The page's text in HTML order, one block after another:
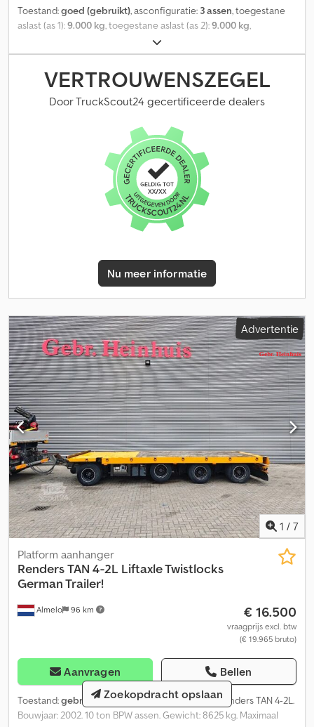
Toestand:goed (gebruikt), asconfiguratie: 3 assen, toegestane
aslast (as 1):9.000 kg, toegestane aslast (as 2):9.000 kg,
9.000 kg, eerste registratie:
totale lengte:13.520 mm, totale breedte:2.550 mm, totale
hoogte: 1.300 mm, ophanging: lucht, bandenmaten:385 / 65 /
, wielbasis: 6.920 mm, kleur:zwart, Bouwjaar:2020,
Asconfiguratie Bandenmaat: 385 / 65 / R22.5 Merk assen: Renders
max. aslast: 9.000 kg; bandenprofiel links: 30%; bandenprofiel
rechts: 30% Achteras 2: max. aslast: 9.000 kg; bandenprofiel links:
30%; bandenprofiel rechts: 30% Achteras 3: max. aslast: 9.000 kg;
bandenprofiel links: 30%; bandenprofiel rechts: 30% Gewichten
Leeggewicht: 5.600 kg Laadvermogen: 37.400 kg GVW: 43.000 kg
Functioneel Opbouwmerk: Renders Euro 800 Onderhoud,
historie en staat Aantal eigenaren: 5 Technische staat: goed
Optische staat: goed Productveiligheid Dcodpfx Aszm Izyei Iek
VERTROUWENSZEGEL
Door TruckScout24 gecertificeerde dealers
Nu meer informatie
Advertentie
1 / 7
Almelo 96 km
Platform aanhanger
RendersTAN 4-2L Liftaxle Twistlocks
German Trailer!
€ 16.500
vraagprijs excl. btw
(€ 19.965 bruto)
Aanvragen Bellen
Toestand:gebruikt, kleur:geel, Bouwjaar:2002, Renders TAN 4-2L.
Bouwjaar: 2002. 10 ton BPW assen. Gewicht: 8625 kg. Maximaal
Zoekopdracht opslaan